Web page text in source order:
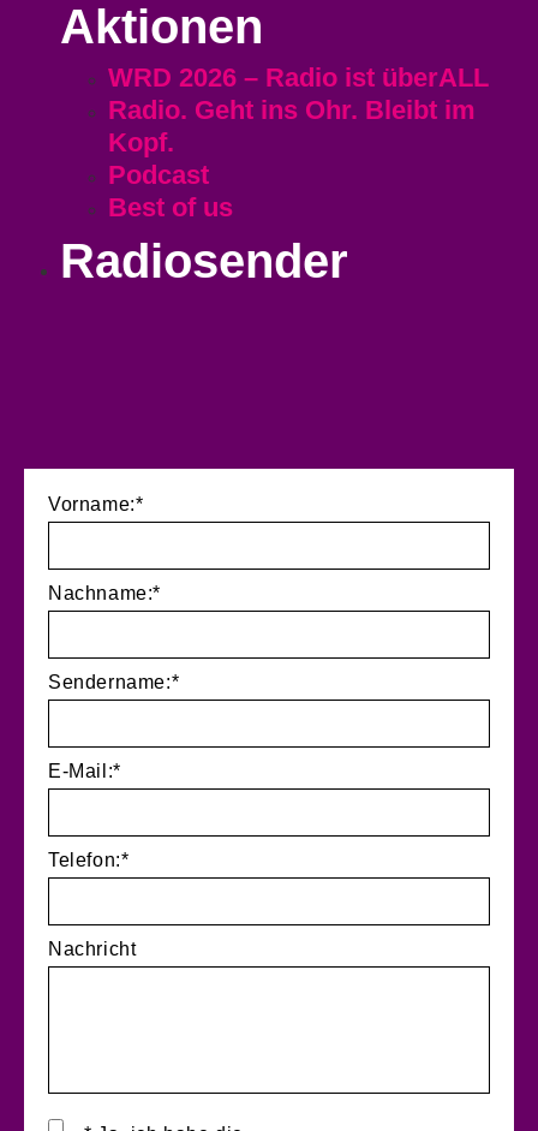
Aktionen
WRD 2026 – Radio ist überALL
Radio. Geht ins Ohr. Bleibt im
Kopf.
Podcast
Best of us
Radiosender
Vorname:*
Nachname:*
Sendername:*
E-Mail:*
Telefon:*
Nachricht